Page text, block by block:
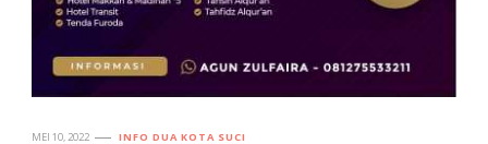
MEI 10, 2022 INFO DUA KOTA SUCI